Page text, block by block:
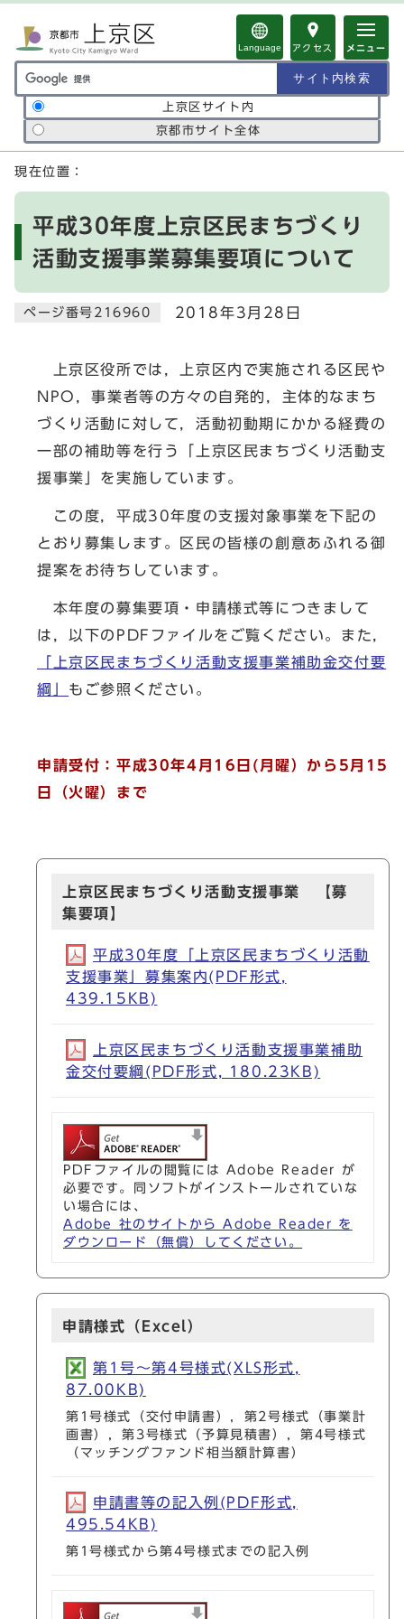
Language アクセス メニュー
サイト内検索の範囲
上京区サイト内
京都市サイト全体
ここから本文です
現在位置：
平成30年度上京区民まちづくり
活動支援事業募集要項について
ページ番号216960 2018年3月28日
上京区役所では，上京区内で実施される区民や
NPO，事業者等の方々の自発的，主体的なまち
づくり活動に対して，活動初動期にかかる経費の
一部の補助等を行う「上京区民まちづくり活動支
援事業」を実施しています。
この度，平成30年度の支援対象事業を下記の
とおり募集します。区民の皆様の創意あふれる御
提案をお待ちしています。
本年度の募集要項・申請様式等につきまして
は，以下のPDFファイルをご覧ください。また，
「上京区民まちづくり活動支援事業補助金交付要
綱」 もご参照ください。
申請受付：平成30年4月16日(月曜）から5月15
日（火曜）まで
上京区民まちづくり活動支援事業 【募
集要項】
平成30年度「上京区民まちづくり活動
支援事業」募集案内(PDF形式,
439.15KB)
上京区民まちづくり活動支援事業補助
金交付要綱(PDF形式, 180.23KB)
PDFファイルの閲覧には Adobe Reader が
必要です。同ソフトがインストールされていな
い場合には、
Adobe 社のサイトから Adobe Reader を
ダウンロード（無償）してください。
申請様式（Excel）
第1号～第4号様式(XLS形式,
87.00KB)
第1号様式（交付申請書），第2号様式（事業計
画書），第3号様式（予算見積書），第4号様式
（マッチングファンド相当額計算書）
申請書等の記入例(PDF形式,
495.54KB)
第1号様式から第4号様式までの記入例